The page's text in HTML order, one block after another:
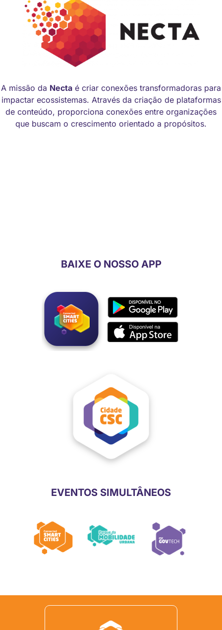
A missão da Necta é criar conexões transformadoras para
impactar ecossistemas. Através da criação de plataformas
de conteúdo, proporciona conexões entre organizações
que buscam o crescimento orientado a propósitos.
BAIXE O NOSSO APP
EVENTOS SIMULTÂNEOS